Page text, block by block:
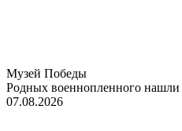
Музей Победы
Родных военнопленного
07.08.2026